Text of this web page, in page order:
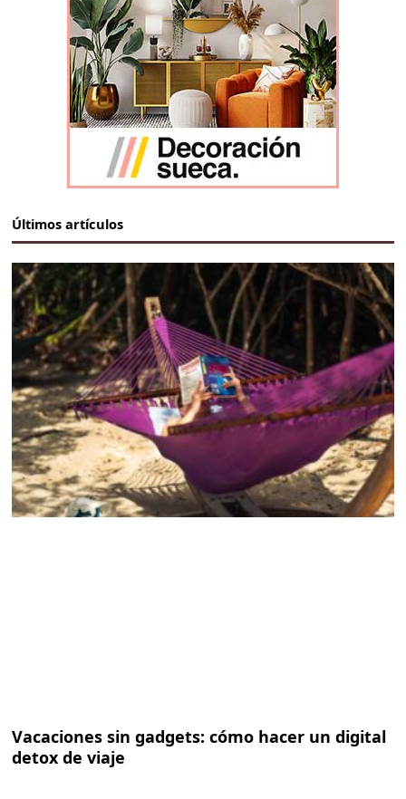
Últimos artículos
Vacaciones sin gadgets: cómo hacer un digital
detox de viaje